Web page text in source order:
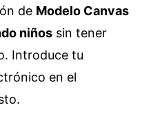
de Modelo Canvas
niños sin tener
Introduce tu
en el